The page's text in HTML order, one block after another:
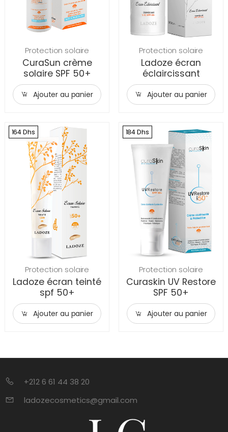
Protection solaire
CuraSun crème
solaire SPF 50+
Ajouter au panier
Protection solaire
Ladoze écran
éclaircissant
Ajouter au panier
164 Dhs
Protection solaire
Ladoze écran teinté
spf 50+
Ajouter au panier
184 Dhs
Protection solaire
Curaskin UV Restore
SPF 50+
Ajouter au panier
+212 6 61 44 38 20
ladozecosmetics@gmail.com